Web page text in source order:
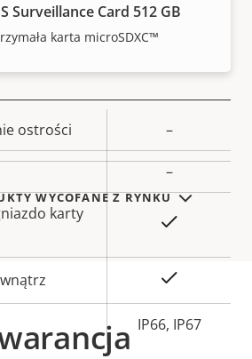
–
Wartość
nieruchomości
ostrości –
–
karty
IP66, IP67
Surveillance Card 512 GB
karta microSDXC™
WYCOFANE Z RYNKU